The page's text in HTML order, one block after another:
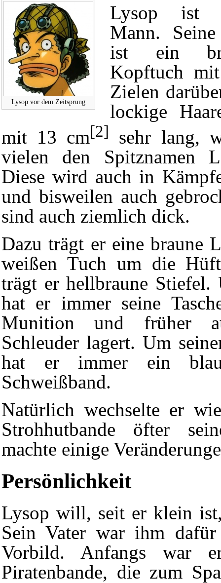
Lysop vor dem Zeitsprung
Lysop ist
Mann.
ist ein
Kopftuch
Zielen
lockige
mit 13 cm[2]
sehr lang,
vielen den Spitznamen
Diese wird auch in
und bisweilen auch
sind auch ziemlich dick.
Dazu trägt er eine braune
weißen Tuch um die
trägt er hellbraune Stiefel.
hat er immer seine
Munition und früher
Schleuder lagert. Um
hat er immer ein
Schweißband.
Natürlich wechselte er
Strohhutbande öfter
machte einige
Persönlichkeit
Lysop will, seit er klein
Sein Vater war ihm
Vorbild. Anfangs war
Piratenbande, die zum